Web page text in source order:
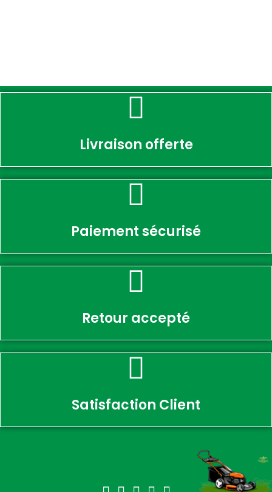
Livraison offerte
Paiement sécurisé
Retour accepté
Satisfaction Client